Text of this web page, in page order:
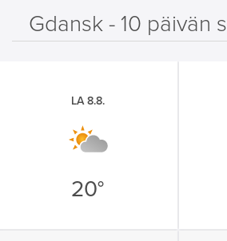
Gdansk - 10 päivän
LA 8.8.
20°